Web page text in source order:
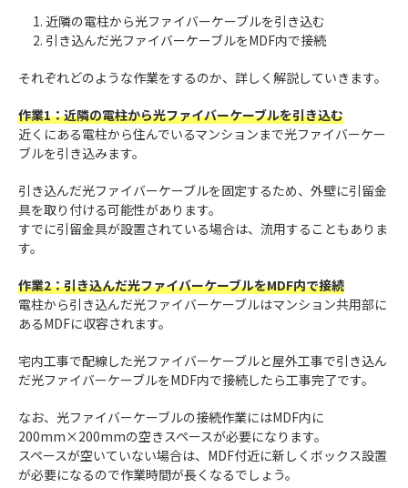
近隣の電柱から光ファイバーケーブルを引き込む
引き込んだ光ファイバーケーブルをMDF内で接続
それぞれどのような作業をするのか、詳しく解説していきます。
作業1：近隣の電柱から光ファイバーケーブルを引き込む
近くにある電柱から住んでいるマンションまで光ファイバーケー
ブルを引き込みます。
引き込んだ光ファイバーケーブルを固定するため、外壁に引留金
具を取り付ける可能性があります。
すでに引留金具が設置されている場合は、流用することもありま
す。
作業2：引き込んだ光ファイバーケーブルをMDF内で接続
電柱から引き込んだ光ファイバーケーブルはマンション共用部に
あるMDFに収容されます。
宅内工事で配線した光ファイバーケーブルと屋外工事で引き込ん
だ光ファイバーケーブルをMDF内で接続したら工事完了です。
なお、光ファイバーケーブルの接続作業にはMDF内に
200mm×200mmの空きスペースが必要になります。
スペースが空いていない場合は、MDF付近に新しくボックス設置
が必要になるので作業時間が長くなるでしょう。